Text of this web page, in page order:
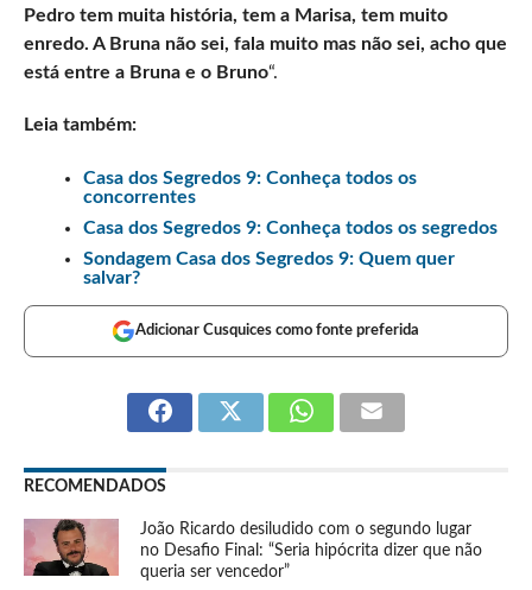
Pedro tem muita história, tem a Marisa, tem muito
enredo. A Bruna não sei, fala muito mas não sei, acho que
está entre a Bruna e o Bruno“.
Leia também:
Casa dos Segredos 9: Conheça todos os
concorrentes
Casa dos Segredos 9: Conheça todos os segredos
Sondagem Casa dos Segredos 9: Quem quer
salvar?
Adicionar Cusquices como fonte preferida
RECOMENDADOS
João Ricardo desiludido com o segundo lugar
no Desafio Final: “Seria hipócrita dizer que não
queria ser vencedor”